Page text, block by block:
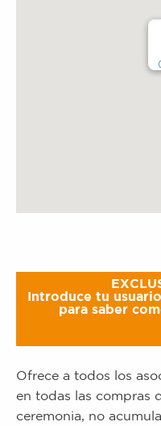
Introduce tu
para saber
Ofrece a todos los
en todas las compras
ceremonia, no